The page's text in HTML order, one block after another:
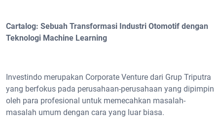
Cartalog: Sebuah Transformasi Industri Otomotif dengan
Teknologi Machine Learning
Investindo merupakan Corporate Venture dari Grup Triputra
yang berfokus pada perusahaan-perusahaan yang dipimpin
oleh para profesional untuk memecahkan masalah-
masalah umum dengan cara yang luar biasa.